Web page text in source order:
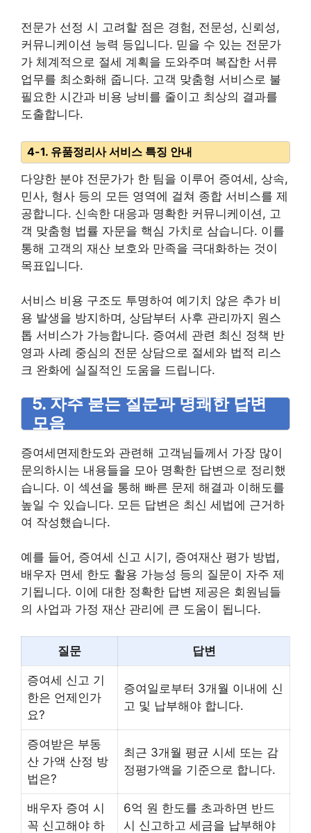
전문가 선정 시 고려할 점은 경험, 전문성, 신뢰성,
커뮤니케이션 능력 등입니다. 믿을 수 있는 전문가
가 체계적으로 절세 계획을 도와주며 복잡한 서류
업무를 최소화해 줍니다. 고객 맞춤형 서비스로 불
필요한 시간과 비용 낭비를 줄이고 최상의 결과를
도출합니다.
4-1. 유품정리사 서비스 특징 안내
다양한 분야 전문가가 한 팀을 이루어 증여세, 상속,
민사, 형사 등의 모든 영역에 걸쳐 종합 서비스를 제
공합니다. 신속한 대응과 명확한 커뮤니케이션, 고
객 맞춤형 법률 자문을 핵심 가치로 삼습니다. 이를
통해 고객의 재산 보호와 만족을 극대화하는 것이
목표입니다.
서비스 비용 구조도 투명하여 예기치 않은 추가 비
용 발생을 방지하며, 상담부터 사후 관리까지 원스
톱 서비스가 가능합니다. 증여세 관련 최신 정책 반
영과 사례 중심의 전문 상담으로 절세와 법적 리스
크 완화에 실질적인 도움을 드립니다.
5. 자주 묻는 질문과 명쾌한 답변
모음
증여세면제한도와 관련해 고객님들께서 가장 많이
문의하시는 내용들을 모아 명확한 답변으로 정리했
습니다. 이 섹션을 통해 빠른 문제 해결과 이해도를
높일 수 있습니다. 모든 답변은 최신 세법에 근거하
여 작성했습니다.
예를 들어, 증여세 신고 시기, 증여재산 평가 방법,
배우자 면세 한도 활용 가능성 등의 질문이 자주 제
기됩니다. 이에 대한 정확한 답변 제공은 회원님들
의 사업과 가정 재산 관리에 큰 도움이 됩니다.
질문 답변
증여세 신고 기
한은 언제인가
요?
증여일로부터 3개월 이내에 신
고 및 납부해야 합니다.
증여받은 부동
산 가액 산정 방
법은?
최근 3개월 평균 시세 또는 감
정평가액을 기준으로 합니다.
배우자 증여 시
꼭 신고해야 하
6억 원 한도를 초과하면 반드
시 신고하고 세금을 납부해야